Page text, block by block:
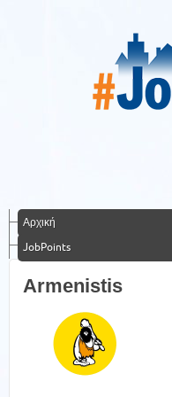
Αρχική
JobPoints
Armenistis